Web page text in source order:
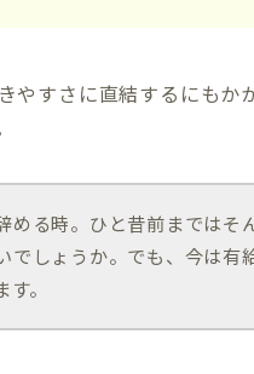
やすさに直結するにもか
める時。ひと昔前まではそ
でしょうか。でも、今は有
。